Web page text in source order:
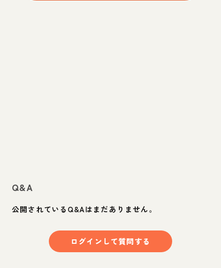
Q&A
公開されているQ&Aはまだありません。
ログインして質問する